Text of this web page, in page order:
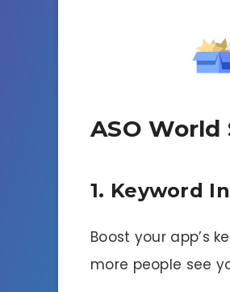
ASO
1. Keyword
Boost your app’s
more people see